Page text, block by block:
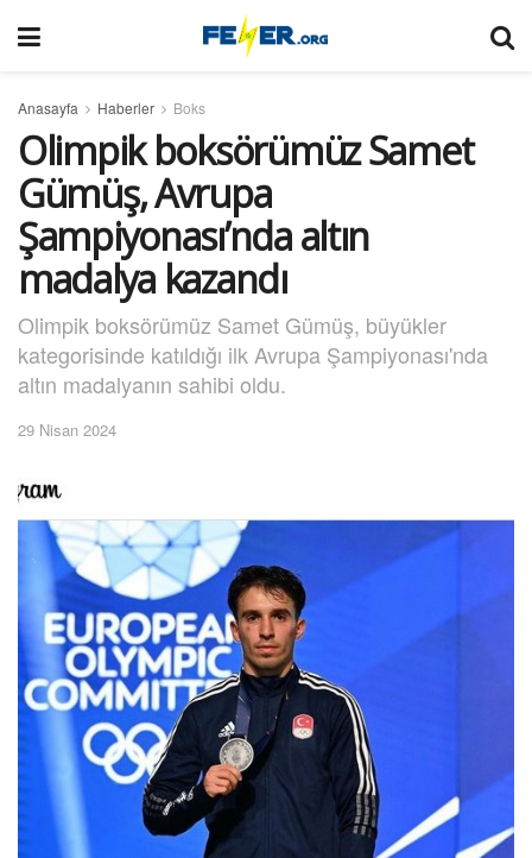
Anasayfa Haberler Boks
Olimpik boksörümüz Samet
Gümüş, Avrupa
Şampiyonası’nda altın
madalya kazandı
Olimpik boksörümüz Samet Gümüş, büyükler
kategorisinde katıldığı ilk Avrupa Şampiyonası'nda
altın madalyanın sahibi oldu.
29 Nisan 2024